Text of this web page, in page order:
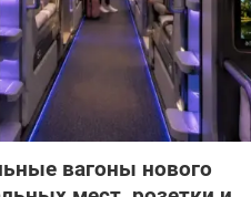
вагоны нового